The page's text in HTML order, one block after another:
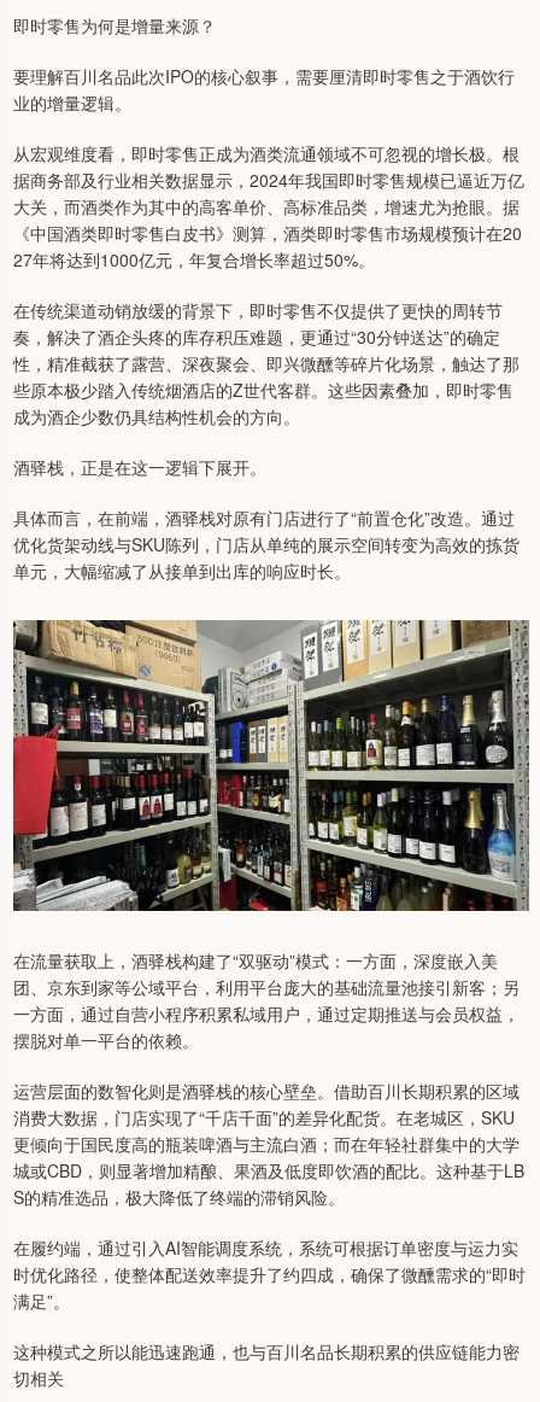
即时零售为何是增量来源？
要理解百川名品此次IPO的核心叙事，需要厘清即时零售之于酒饮行
业的增量逻辑。
从宏观维度看，即时零售正成为酒类流通领域不可忽视的增长极。根
据商务部及行业相关数据显示，2024年我国即时零售规模已逼近万亿
大关，而酒类作为其中的高客单价、高标准品类，增速尤为抢眼。据
《中国酒类即时零售白皮书》测算，酒类即时零售市场规模预计在20
27年将达到1000亿元，年复合增长率超过50%。
在传统渠道动销放缓的背景下，即时零售不仅提供了更快的周转节
奏，解决了酒企头疼的库存积压难题，更通过“30分钟送达”的确定
性，精准截获了露营、深夜聚会、即兴微醺等碎片化场景，触达了那
些原本极少踏入传统烟酒店的Z世代客群。这些因素叠加，即时零售
成为酒企少数仍具结构性机会的方向。
酒驿栈，正是在这一逻辑下展开。
具体而言，在前端，酒驿栈对原有门店进行了“前置仓化”改造。通过
优化货架动线与SKU陈列，门店从单纯的展示空间转变为高效的拣货
单元，大幅缩减了从接单到出库的响应时长。
在流量获取上，酒驿栈构建了“双驱动”模式：一方面，深度嵌入美
团、京东到家等公域平台，利用平台庞大的基础流量池接引新客；另
一方面，通过自营小程序积累私域用户，通过定期推送与会员权益，
摆脱对单一平台的依赖。
运营层面的数智化则是酒驿栈的核心壁垒。借助百川长期积累的区域
消费大数据，门店实现了“千店千面”的差异化配货。在老城区，SKU
更倾向于国民度高的瓶装啤酒与主流白酒；而在年轻社群集中的大学
城或CBD，则显著增加精酿、果酒及低度即饮酒的配比。这种基于LB
S的精准选品，极大降低了终端的滞销风险。
在履约端，通过引入AI智能调度系统，系统可根据订单密度与运力实
时优化路径，使整体配送效率提升了约四成，确保了微醺需求的“即时
满足”。
这种模式之所以能迅速跑通，也与百川名品长期积累的供应链能力密
切相关